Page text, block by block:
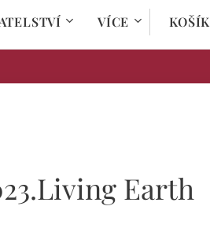
VÍCE KOŠÍK
Earth